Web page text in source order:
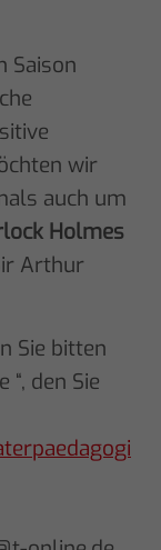
Saison
wir
auch um
Holmes
Arthur
Sie bitten
den Sie